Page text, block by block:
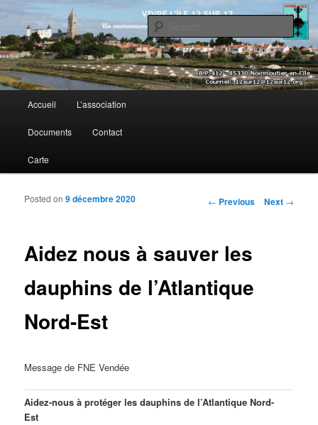
Vivre l’île 12 sur 12
Skip to primary content
Skip to secondary content
Accueil L’association
Documents Contact
Carte
Post navigation
← Previous Next →
Aidez nous à sauver les
dauphins de l’Atlantique
Nord-Est
Posted on9 décembre 2020
Message de FNE Vendée
Aidez-nous à protéger les dauphins de l’Atlantique Nord-
Est